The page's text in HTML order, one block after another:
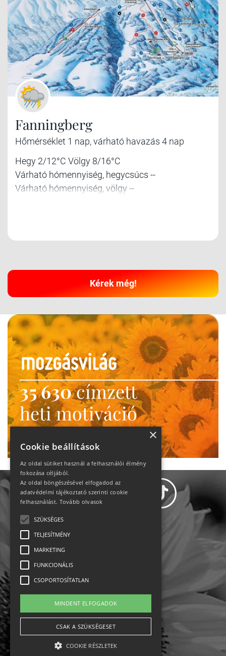
Fanningberg
Hőmérséklet 1 nap, várható havazás 4 nap
Hegy 2/12°C Völgy 8/16°C
Várható hómennyiség, hegycsúcs --
Várható hómennyiség, völgy --
Kérek még!
35 630címzett
heti motiváció
Ne maradj le!
Impresszum-kapcsolat
Jogi nyilatkozat
Rólunk
English
×
Cookie beállítások
Az oldal sütiket használ a felhasználói élmény
fokozása céljából.
Az oldal böngészésével elfogadod az
adatvédelmi tájékoztató szerinti cookie
felhasználást. Tovább olvasok
SZÜKSÉGES
TELJESÍTMÉNY
MARKETING
FUNKCIONÁLIS
CSOPORTOSÍTATLAN
MINDENT ELFOGADOK
CSAK A SZÜKSÉGESET
COOKIE RÉSZLETEK